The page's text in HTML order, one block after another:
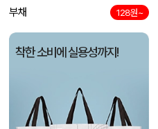
노OO
노OO
부채 128원~
착한 소비에 실용성까지!